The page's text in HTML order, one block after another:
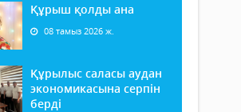
Құрыш қолды ана
08 тамыз 2026 ж.
Құрылыс саласы аудан
экономикасына серпін
берді